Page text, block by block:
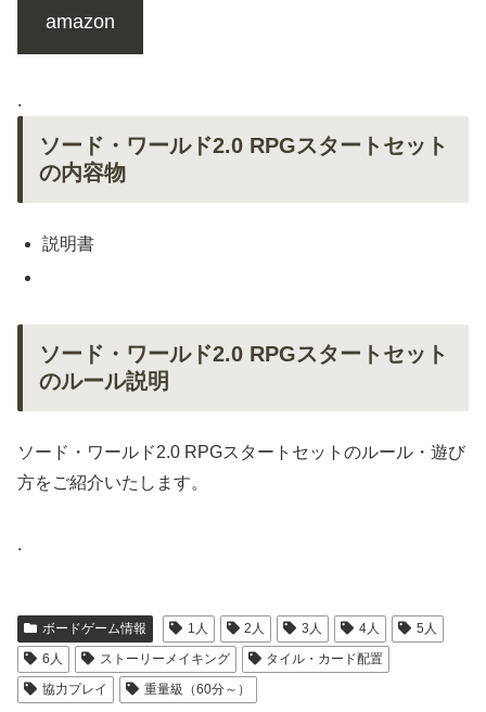
amazon
.
ソード・ワールド2.0 RPGスタートセット
の内容物
説明書
ソード・ワールド2.0 RPGスタートセット
のルール説明
ソード・ワールド2.0 RPGスタートセットのルール・遊び
方をご紹介いたします。
.
ボードゲーム情報 1人 2人 3人 4人
5人
6人
ストーリーメイキング
タイル・カード配置
協力プレイ
重量級（60分～）